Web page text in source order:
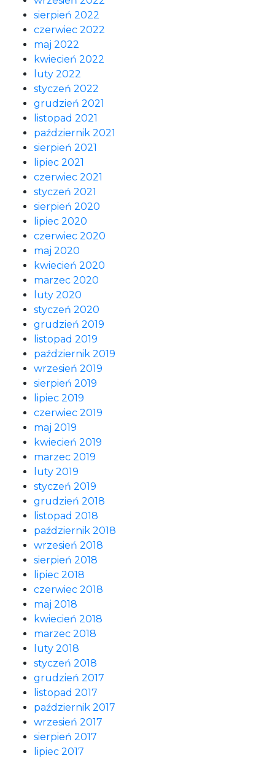
sierpień 2022
czerwiec 2022
maj 2022
kwiecień 2022
luty 2022
styczeń 2022
grudzień 2021
listopad 2021
październik 2021
sierpień 2021
lipiec 2021
czerwiec 2021
styczeń 2021
sierpień 2020
lipiec 2020
czerwiec 2020
maj 2020
kwiecień 2020
marzec 2020
luty 2020
styczeń 2020
grudzień 2019
listopad 2019
październik 2019
wrzesień 2019
sierpień 2019
lipiec 2019
czerwiec 2019
maj 2019
kwiecień 2019
marzec 2019
luty 2019
styczeń 2019
grudzień 2018
listopad 2018
październik 2018
wrzesień 2018
sierpień 2018
lipiec 2018
czerwiec 2018
maj 2018
kwiecień 2018
marzec 2018
luty 2018
styczeń 2018
grudzień 2017
listopad 2017
październik 2017
wrzesień 2017
sierpień 2017
lipiec 2017